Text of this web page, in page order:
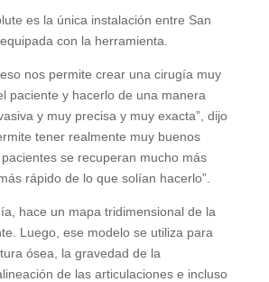
es la única instalación entre San
con la herramienta.
nos permite crear una cirugía muy
paciente y hacerlo de una manera
y muy precisa y muy exacta”, dijo
tener realmente muy buenos
se recuperan mucho más
rápido de lo que solían hacerlo”.
hace un mapa tridimensional de la
Luego, ese modelo se utiliza para
ósea, la gravedad de la
de las articulaciones e incluso